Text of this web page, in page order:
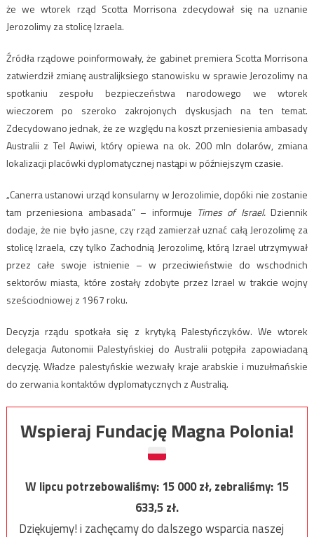
że we wtorek rząd Scotta Morrisona zdecydował się na uznanie
Jerozolimy za stolicę Izraela.
Źródła rządowe poinformowały, że gabinet premiera Scotta Morrisona
zatwierdził zmianę australijksiego stanowisku w sprawie Jerozolimy na
spotkaniu zespołu bezpieczeństwa narodowego we wtorek
wieczorem po szeroko zakrojonych dyskusjach na ten temat.
Zdecydowano jednak, że ze względu na koszt przeniesienia ambasady
Australii z Tel Awiwi, który opiewa na ok. 200 mln dolarów, zmiana
lokalizacji placówki dyplomatycznej nastąpi w późniejszym czasie.
„Canerra ustanowi urząd konsularny w Jerozolimie, dopóki nie zostanie
tam przeniesiona ambasada” – informuje Times of Israel.Dziennik
dodaje, że nie było jasne, czy rząd zamierzał uznać całą Jerozolimę za
stolicę Izraela, czy tylko Zachodnią Jerozolimę, którą Izrael utrzymywał
przez całe swoje istnienie – w przeciwieństwie do wschodnich
sektorów miasta, które zostały zdobyte przez Izrael w trakcie wojny
sześciodniowej z 1967 roku.
Decyzja rządu spotkała się z krytyką Palestyńczyków. We wtorek
delegacja Autonomii Palestyńskiej do Australii potępiła zapowiadaną
decyzję. Władze palestyńskie wezwały kraje arabskie i muzułmańskie
do zerwania kontaktów dyplomatycznych z Australią.
Wspieraj Fundację Magna Polonia!
W lipcu potrzebowaliśmy:15 000zł, zebraliśmy:15
633,5zł.
Dziękujemy! i zachęcamy do dalszego wsparcia naszej